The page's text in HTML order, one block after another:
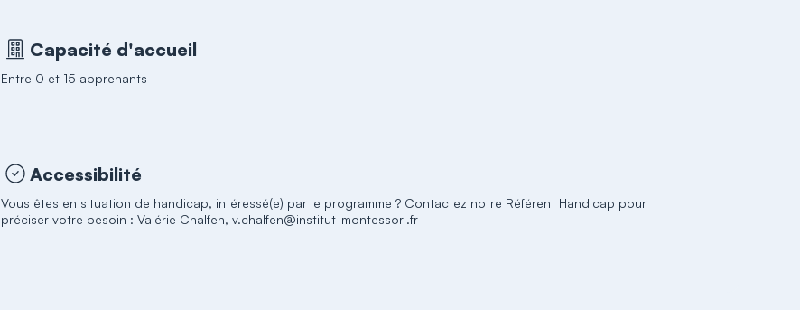
Capacité d'accueil
Entre 0 et 15 apprenants
Accessibilité
Vous êtes en situation de handicap, intéressé(e) par le programme ? Contactez notre Référent Handicap pour
préciser votre besoin : Valérie Chalfen, v.chalfen@institut-montessori.fr